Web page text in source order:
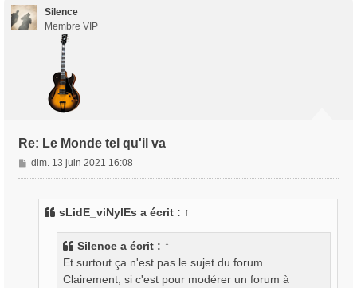
Silence
Membre VIP
Re: Le Monde tel qu'il va
M
e
dim. 13 juin 2021 16:08
sLidE_viNylEs a écrit : ↑
Silence a écrit : ↑
Et surtout ça n'est pas le sujet du forum.
Clairement, si c'est pour modérer un forum à